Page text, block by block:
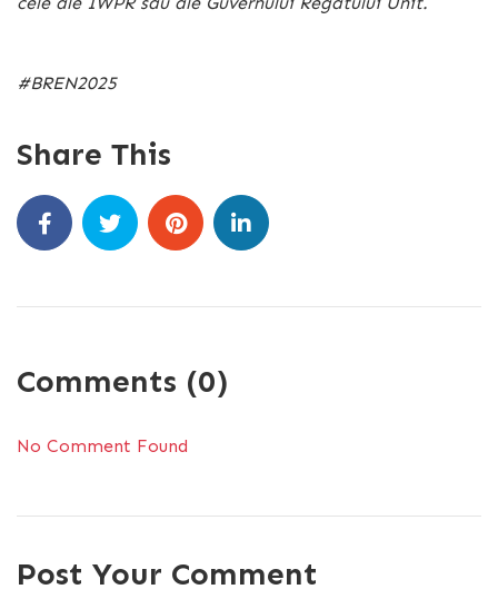
#BREN2025
Share This
Comments (0)
No Comment Found
Post Your Comment